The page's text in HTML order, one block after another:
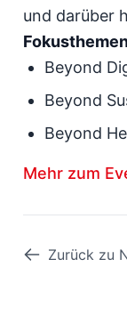
und darüber
Beyond
Beyond
Beyond
Mehr zum
Zurück zu